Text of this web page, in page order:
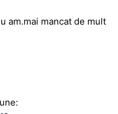
am.mai mancat de mult